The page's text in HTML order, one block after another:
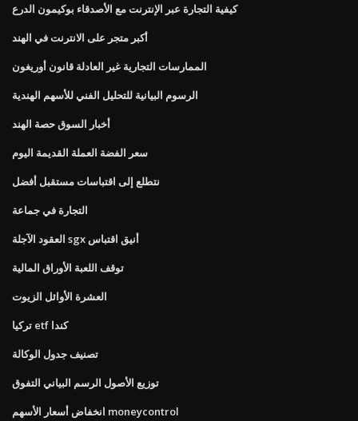
كيفية التجارة عبر الإنترنت مع الأصدقاء بوكيمون الدرع
أكبر متجر على الانترنت في الهند
الممارسات التجارية غير العادلة قانون أوريغون
الرسوم البيانية للتحليل الفني للأسهم الهندية
أخبار السوق حصة الهند
سعر الفضة العملة القديمة اليوم
نتطلع إلى اقتباسات مستقبل أفضل
التجارة في جماعة
العقود الآجلة sgx أنيق اقتباس
توقف اللعبة الأوراق المالية
العشرة الأوائل الزيوت
تركيا etf كندا
تصنيف جدول الوكالة
توزيع الأصول الرسم البياني التفوق
انخفاض أسعار الأسهم moneycontrol